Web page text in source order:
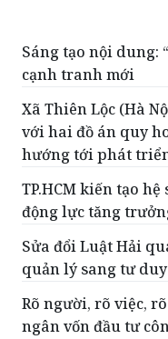
Sáng tạo nội dung:
cạnh tranh mới
Xã Thiên Lộc (Hà
với hai đồ án quy
hướng tới phát
TP.HCM kiến tạo
động lực tăng
Sửa đổi Luật Hải
quản lý sang tư
Rõ người, rõ việc,
ngân vốn đầu tư